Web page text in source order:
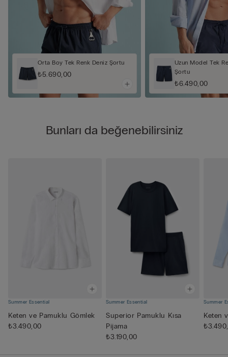
Orta Boy Tek Renk Deniz Şortu
₺5.690,00
Uzun Model Tek
Şortu
₺6.490,00
Bunları da beğenebilirsiniz
Summer Essential
Keten ve Pamuklu Gömlek
₺3.490,00
Summer Essential
Superior Pamuklu Kısa
Pijama
₺3.190,00
Summer
Keten